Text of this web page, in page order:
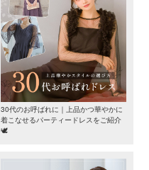
30代のお呼ばれに｜上品かつ華やかに
着こなせるパーティードレスをご紹介
🕊️